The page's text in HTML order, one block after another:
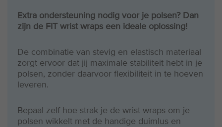
Extra ondersteuning nodig voor je polsen? Dan
zijn de FIT wrist wraps een ideale oplossing!
De combinatie van stevig en elastisch materiaal
zorgt ervoor dat jij maximale stabiliteit hebt in je
polsen, zonder daarvoor flexibiliteit in te hoeven
leveren.
Bepaal zelf hoe strak je de wrist wraps om je
polsen wikkelt met de handige duimlus en